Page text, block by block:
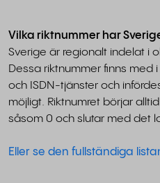
Vilka riktnummer har
Sverige är regionalt indelat i
Dessa riktnummer finns med
och ISDN-tjänster och
möjligt. Riktnumret börjar
såsom 0 och slutar med det
Eller se den fullständiga